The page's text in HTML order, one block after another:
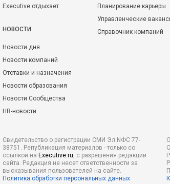
Executive отдыхает
НОВОСТИ
Новости дня
Новости компаний
Отставки и назначения
Новости образования
Новости Сообщества
HR-новости
Планирование карьеры
Управленческие
Справочник компаний
Свидетельство о регистрации СМИ Эл NФС 77-
38751. Републикация материалов - только со
ссылкой на Executive.ru, с разрешения редакции
сайта. Редакция не несет ответственности за
высказывания пользователей на сайте.
Политика обработки персональных данных